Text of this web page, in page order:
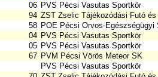
06 PVS Pécsi Vasutas Sportkör
94 ZST Zselic Tájékozódási Futó
58 POE Pécsi Orvos-Egészségügyi
04 PVS Pécsi Vasutas Sportkör
05 PVS Pécsi Vasutas Sportkör
67 PVM Pécsi Vörös Meteor SK
PVS Pécsi Vasutas Sportkör